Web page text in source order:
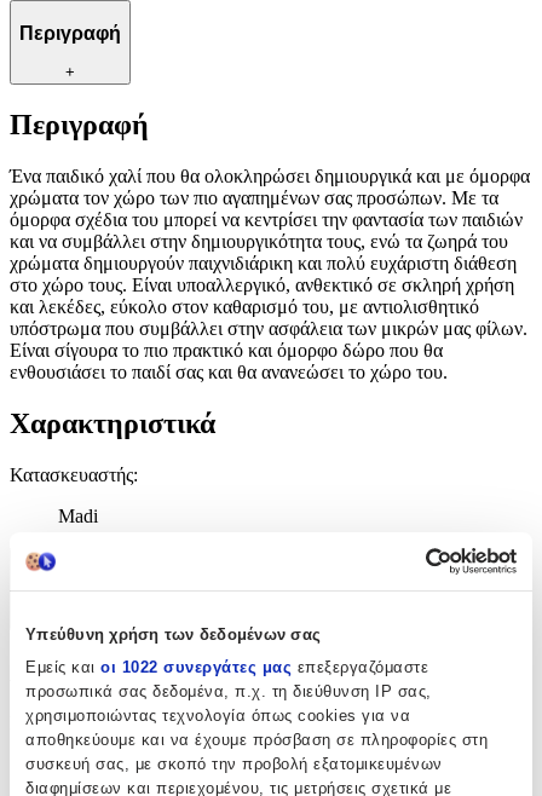
Υπεύθυνη χρήση των δεδομένων σας
Εμείς και οι 1022 συνεργάτες μας επεξεργαζόμαστε
προσωπικά σας δεδομένα, π.χ. τη διεύθυνση IP σας,
χρησιμοποιώντας τεχνολογία όπως cookies για να
αποθηκεύουμε και να έχουμε πρόσβαση σε πληροφορίες στη
συσκευή σας, με σκοπό την προβολή εξατομικευμένων
διαφημίσεων και περιεχομένου, τις μετρήσεις σχετικά με
Περιγραφή
+
Περιγραφή
Ένα παιδικό χαλί που θα ολοκληρώσει δημιουργικά και με όμορφα
χρώματα τον χώρο των πιο αγαπημένων σας προσώπων. Με τα
όμορφα σχέδια του μπορεί να κεντρίσει την φαντασία των παιδιών
και να συμβάλλει στην δημιουργικότητα τους, ενώ τα ζωηρά του
χρώματα δημιουργούν παιχνιδιάρικη και πολύ ευχάριστη διάθεση
στο χώρο τους. Είναι υποαλλεργικό, ανθεκτικό σε σκληρή χρήση
και λεκέδες, εύκολο στον καθαρισμό του, με αντιολισθητικό
υπόστρωμα που συμβάλλει στην ασφάλεια των μικρών μας φίλων.
Είναι σίγουρα το πιο πρακτικό και όμορφο δώρο που θα
ενθουσιάσει το παιδί σας και θα ανανεώσει το χώρο του.
Χαρακτηριστικά
Κατασκευαστής:
Madi
Χαρακτηριστικά
Κατασκευαστής:
Madi